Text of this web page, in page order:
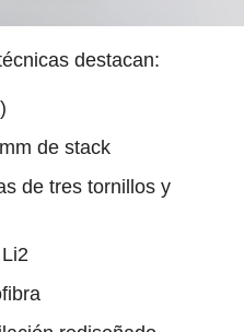
destacan:
de stack
de tres tornillos y